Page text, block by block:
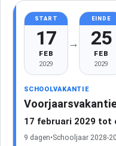
START
17
FEB
2029
→
EINDE
25
FEB
2029
SCHOOLVAKANTIE
17 februari 2029 tot
9 dagen•Schooljaar 2028-